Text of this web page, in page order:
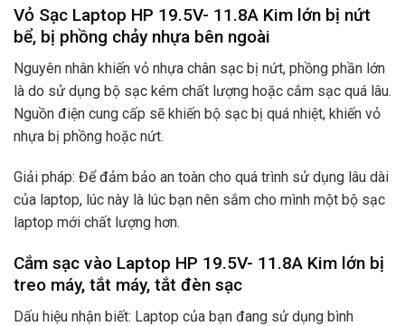
Vỏ Sạc Laptop HP 19.5V- 11.8A Kim lớn bị nứt
bể, bị phồng chảy nhựa bên ngoài
Nguyên nhân khiến vỏ nhựa chân sạc bị nứt, phồng phần lớn
là do sử dụng bộ sạc kém chất lượng hoặc cắm sạc quá lâu.
Nguồn điện cung cấp sẽ khiến bộ sạc bị quá nhiệt, khiến vỏ
nhựa bị phồng hoặc nứt.
Giải pháp: Để đảm bảo an toàn cho quá trình sử dụng lâu dài
của laptop, lúc này là lúc bạn nên sắm cho mình một bộ sạc
laptop mới chất lượng hơn.
Cắm sạc vào Laptop HP 19.5V- 11.8A Kim lớn bị
treo máy, tắt máy, tắt đèn sạc
Dấu hiệu nhận biết: Laptop của bạn đang sử dụng bình